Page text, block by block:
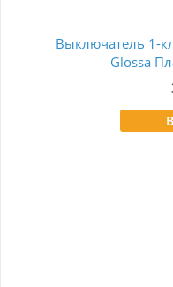
Выключатель 1-
Glossa